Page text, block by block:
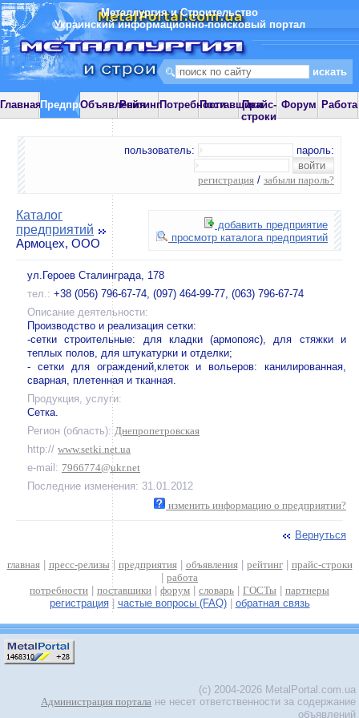
Металлургия и Строительство
Украинский информационно-поисковый портал
ГлавнаяПредприятияОбъявления
РейтингПотребностиПоставщики
Прайс-
строки
Форум Работа
пользователь: пароль:
регистрация / забыли пароль?
добавить предприятие
просмотр каталога предприятий
Каталог
предприятий
Армоцех, ООО
ул.Героев Сталинграда, 178
тел.: +38 (056) 796-67-74, (097) 464-99-77, (063) 796-67-74
Описание деятельности:
Производство и реализация сетки:
-сетки строительные: для кладки (армопояс), для стяжки и
теплых полов, для штукатурки и отделки;
- сетки для ограждений,клеток и вольеров: канилированная,
сварная, плетенная и тканная.
Продукция, услуги:
Сетка.
Регион (область): Днепропетровская
http:// www.setki.net.ua
e-mail: 7966774@ukr.net
Последние изменения: 31.01.2012
изменить информацию о предприятии?
Вернуться
главная| пресс-релизы | предприятия| объявления| рейтинг| прайс-строки
работа
потребности
поставщики форум словарь ГОСТы
партнеры
регистрация| частые вопросы (FAQ)| обратная связь
(c) 2004-2026 MetalPortal.com.ua
Администрация портала не несет ответственности за содержание
объявлений